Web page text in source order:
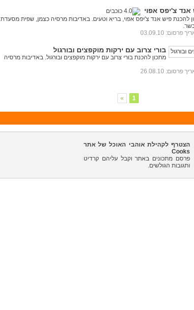
אנד צ'יפס אפוי
להכנת פיש אנד צ'יפס אפוי, בריא וטעים. באדיבות מרסיה כצמן, שפית מסעדת
פרסום: 03.09.10
בורי צרוב עם ירקות מוקפצים ובורגול
מתכון להכנת בורי צרוב עם ירקות מוקפצים ובורגול. באדיבות מרסיה
פרסום: 26.08.10
1
»
הצטרף לקהילת אוהבי האוכל של אתר
Cooks
פרסם מתכונים באתר וקבל עליהם קרדיט
ותגובות הגולשים.